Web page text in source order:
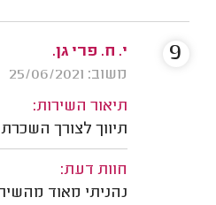
י. ח. פרי גן.
משוב: 25/06/2021
תיאור השירות:
תיווך לצורך
חוות דעת:
נהניתי מאוד
9